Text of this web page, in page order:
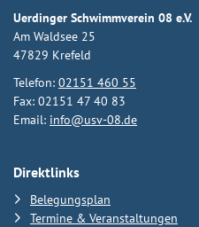
Uerdinger Schwimmverein 08 e.V.
Am Waldsee 25
47829 Krefeld
Telefon: 02151 460 55
Fax: 02151 47 40 83
Email: info@usv-08.de
Direktlinks
Belegungsplan
Termine & Veranstaltungen